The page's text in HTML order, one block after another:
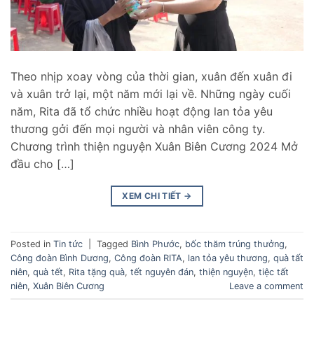
Theo nhịp xoay vòng của thời gian, xuân đến xuân đi
và xuân trở lại, một năm mới lại về. Những ngày cuối
năm, Rita đã tổ chức nhiều hoạt động lan tỏa yêu
thương gởi đến mọi người và nhân viên công ty.
Chương trình thiện nguyện Xuân Biên Cương 2024 Mở
đầu cho […]
XEM CHI TIẾT →
Posted in Tin tức Tagged Bình Phước, bốc thăm trúng thưởng,
Công đoàn Bình Dương, Công đoàn RITA, lan tỏa yêu thương, quà tất
niên, quà tết, Rita tặng quà, tết nguyên đán, thiện nguyện, tiệc tất
niên, Xuân Biên Cương Leave a comment